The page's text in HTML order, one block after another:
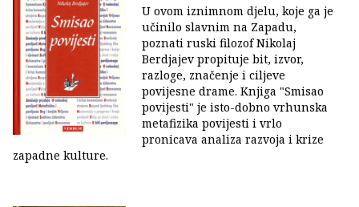
U ovom iznimnom djelu, koje ga je
učinilo slavnim na Zapadu,
poznati ruski filozof Nikolaj
Berdjajev propituje bit, izvor,
razloge, značenje i ciljeve
povijesne drame. Knjiga "Smisao
povijesti" je isto-dobno vrhunska
metafizika povijesti i vrlo
pronicava analiza razvoja i krize
zapadne kulture.